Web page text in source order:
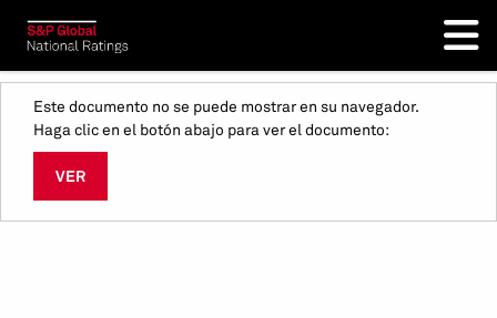
Este documento no se puede mostrar en su navegador.
Haga clic en el botón abajo para ver el documento:
VER